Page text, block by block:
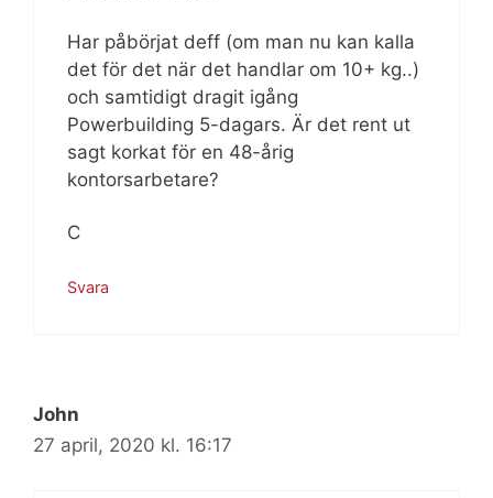
Har påbörjat deff (om man nu kan kalla
det för det när det handlar om 10+ kg..)
och samtidigt dragit igång
Powerbuilding 5-dagars. Är det rent ut
sagt korkat för en 48-årig
kontorsarbetare?
C
Svara
John
27 april, 2020 kl. 16:17